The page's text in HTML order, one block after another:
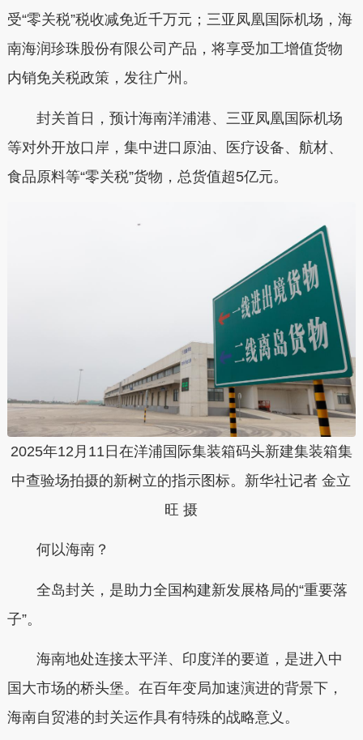
受“零关税”税收减免近千万元；三亚凤凰国际机场，海
南海润珍珠股份有限公司产品，将享受加工增值货物
内销免关税政策，发往广州。
封关首日，预计海南洋浦港、三亚凤凰国际机场
等对外开放口岸，集中进口原油、医疗设备、航材、
食品原料等“零关税”货物，总货值超5亿元。
2025年12月11日在洋浦国际集装箱码头新建集装箱集
中查验场拍摄的新树立的指示图标。新华社记者 金立
旺 摄
何以海南？
全岛封关，是助力全国构建新发展格局的“重要落
子”。
海南地处连接太平洋、印度洋的要道，是进入中
国大市场的桥头堡。在百年变局加速演进的背景下，
海南自贸港的封关运作具有特殊的战略意义。